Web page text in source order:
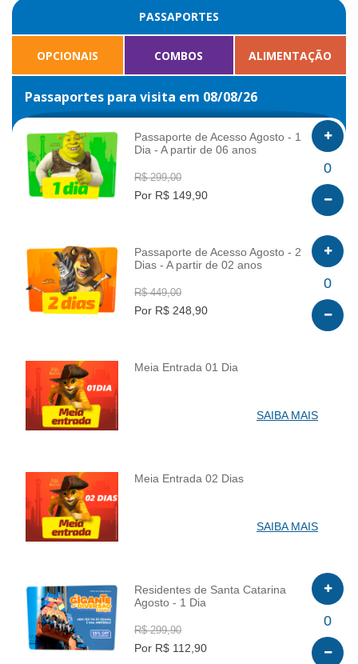
PASSAPORTES
OPCIONAIS COMBOS ALIMENTAÇÃO
Passaportes para visita em 08/08/26
INFO
Passaporte de Acesso Agosto - 1
Dia - A partir de 06 anos
R$ 299,00
Por R$ 149,90
0
INFO
Passaporte de Acesso Agosto - 2
Dias - A partir de 02 anos
R$ 449,00
Por R$ 248,90
0
INFO
Meia Entrada 01 Dia
SAIBA MAIS
INFO
Meia Entrada 02 Dias
SAIBA MAIS
INFO
Residentes de Santa Catarina
Agosto - 1 Dia
R$ 299,90
Por R$ 112,90
0